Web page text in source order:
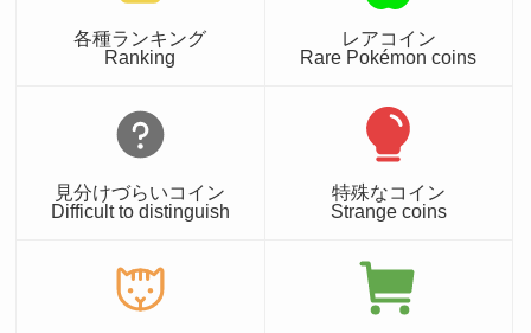
各種ランキング
Ranking
レアコイン
Rare Pokémon coins
見分けづらいコイン
Difficult to distinguish
特殊なコイン
Strange coins